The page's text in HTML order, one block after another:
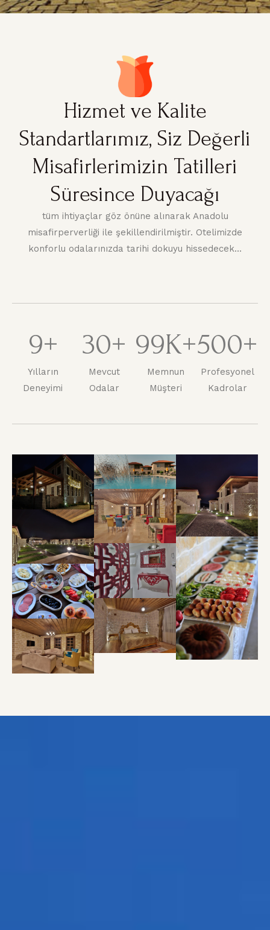
Hizmet ve Kalite
Standartlarımız, Siz Değerli
Misafirlerimizin Tatilleri
Süresince Duyacağı
tüm ihtiyaçlar göz önüne alınarak Anadolu
misafirperverliği ile şekillendirilmiştir. Otelimizde
konforlu odalarınızda tarihi dokuyu hissedecek…
Yılların
Deneyimi
9+
Mevcut
Odalar
30+
Memnun
Müşteri
99K+
Profesyonel
Kadrolar
500+